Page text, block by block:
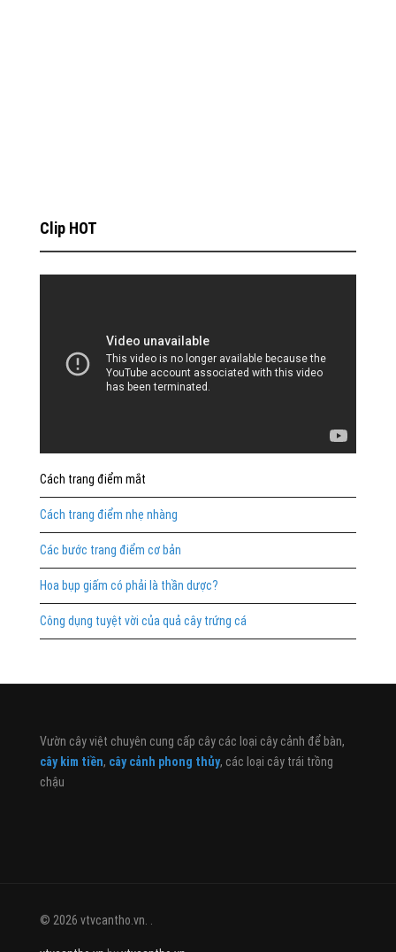
Clip HOT
Cách trang điểm mắt
Cách trang điểm nhẹ nhàng
Các bước trang điểm cơ bản
Hoa bụp giấm có phải là thần dược?
Công dụng tuyệt vời của quả cây trứng cá
Vườn cây việt chuyên cung cấp cây các loại cây cảnh để bàn,
cây kim tiền, cây cảnh phong thủy, các loại cây trái trồng
chậu
© 2026 vtvcantho.vn. .